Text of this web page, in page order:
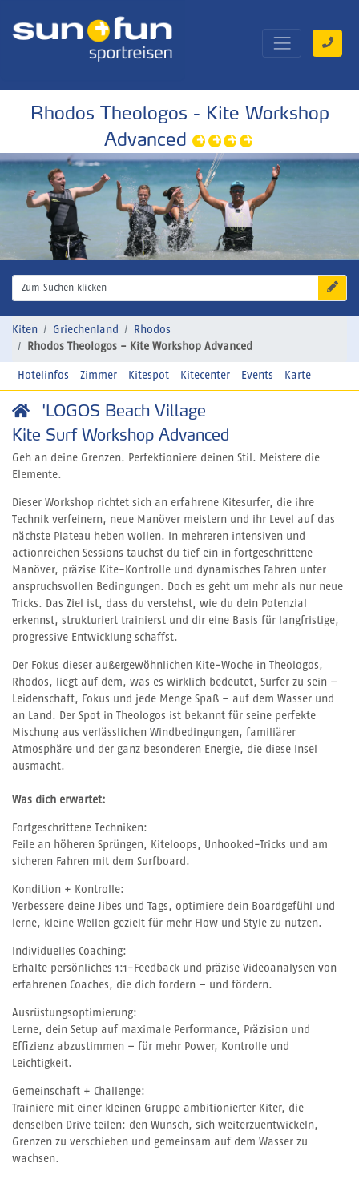
Rhodos Theologos - Kite Workshop
Advanced
Zum Suchen klicken
Kiten Griechenland
Rhodos
Rhodos Theologos - Kite Workshop Advanced
Hotelinfos Zimmer Kitespot Kitecenter Events Karte
'LOGOS Beach Village
Kite Surf Workshop Advanced
Geh an deine Grenzen. Perfektioniere deinen Stil. Meistere die
Elemente.
Dieser Workshop richtet sich an erfahrene Kitesurfer, die ihre
Technik verfeinern, neue Manöver meistern und ihr Level auf das
nächste Plateau heben wollen. In mehreren intensiven und
actionreichen Sessions tauchst du tief ein in fortgeschrittene
Manöver, präzise Kite-Kontrolle und dynamisches Fahren unter
anspruchsvollen Bedingungen. Doch es geht um mehr als nur neue
Tricks. Das Ziel ist, dass du verstehst, wie du dein Potenzial
erkennst, strukturiert trainierst und dir eine Basis für langfristige,
progressive Entwicklung schaffst.
Der Fokus dieser außergewöhnlichen Kite-Woche in Theologos,
Rhodos, liegt auf dem, was es wirklich bedeutet, Surfer zu sein –
Leidenschaft, Fokus und jede Menge Spaß – auf dem Wasser und
an Land. Der Spot in Theologos ist bekannt für seine perfekte
Mischung aus verlässlichen Windbedingungen, familiärer
Atmosphäre und der ganz besonderen Energie, die diese Insel
ausmacht.
Was dich erwartet:
Fortgeschrittene Techniken:
Feile an höheren Sprüngen, Kiteloops, Unhooked-Tricks und am
sicheren Fahren mit dem Surfboard.
Kondition + Kontrolle:
Verbessere deine Jibes und Tags, optimiere dein Boardgefühl und
lerne, kleine Wellen gezielt für mehr Flow und Style zu nutzen.
Individuelles Coaching:
Erhalte persönliches 1:1-Feedback und präzise Videoanalysen von
erfahrenen Coaches, die dich fordern – und fördern.
Ausrüstungsoptimierung:
Lerne, dein Setup auf maximale Performance, Präzision und
Effizienz abzustimmen – für mehr Power, Kontrolle und
Leichtigkeit.
Gemeinschaft + Challenge:
Trainiere mit einer kleinen Gruppe ambitionierter Kiter, die
denselben Drive teilen: den Wunsch, sich weiterzuentwickeln,
Grenzen zu verschieben und gemeinsam auf dem Wasser zu
wachsen.